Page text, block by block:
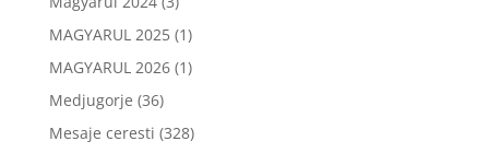
MAGYARUL 2025(1)
MAGYARUL 2026(1)
Medjugorje (36)
Mesaje ceresti (328)